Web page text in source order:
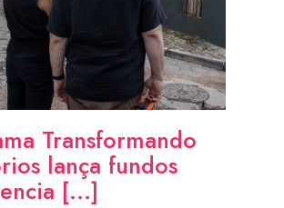
Transformando
lança fundos
[...]